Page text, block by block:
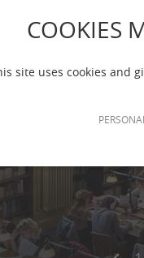
COOKIES
site uses cookies and